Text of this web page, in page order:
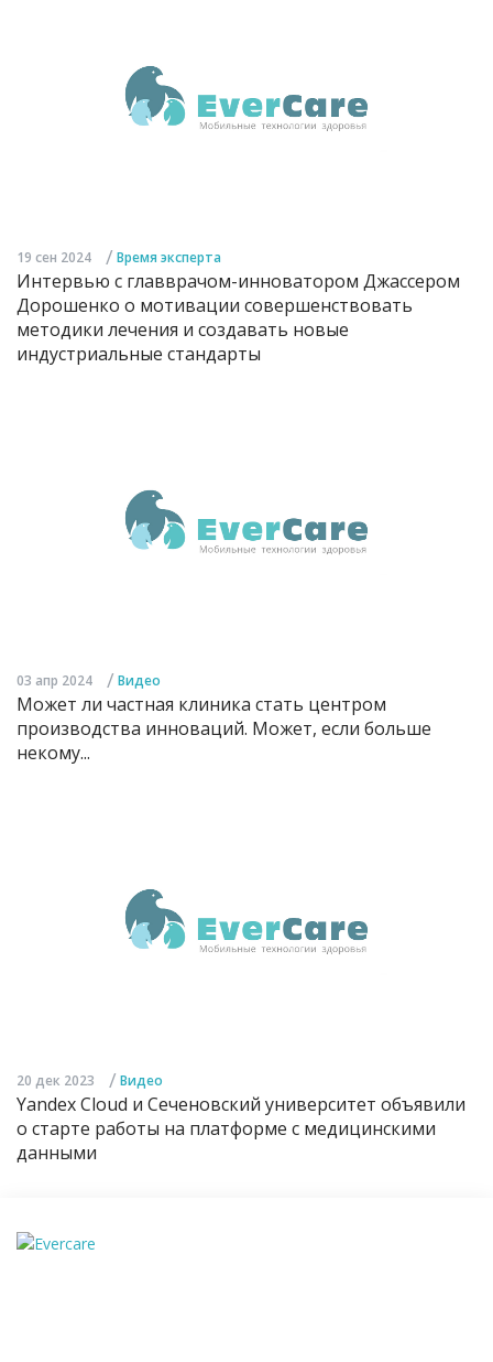
19 сен 2024 / Время эксперта
Интервью с главврачом-инноватором Джассером
Дорошенко о мотивации совершенствовать
методики лечения и создавать новые
индустриальные стандарты
03 апр 2024 / Видео
Может ли частная клиника стать центром
производства инноваций. Может, если больше
некому...
20 дек 2023 / Видео
Yandex Cloud и Сеченовский университет объявили
о старте работы на платформе с медицинскими
данными